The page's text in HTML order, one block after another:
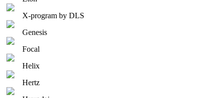
X-program by DLS
Genesis
Focal
Helix
Hertz